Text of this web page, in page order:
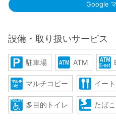
Google
設備・取り扱いサービス
駐車場 ATM
マルチコピー イー
多目的トイレ たばこ